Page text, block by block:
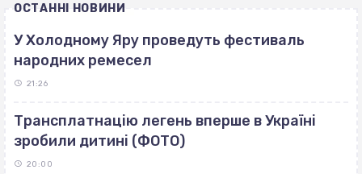
ОСТАННІ НОВИНИ
У Холодному Яру проведуть фестиваль
народних ремесел
21:26
Трансплатнацію легень вперше в Україні
зробили дитині (ФОТО)
20:00